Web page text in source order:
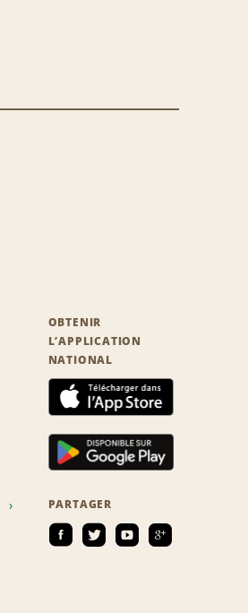
OBTENIR
L’APPLICATION
NATIONAL
PARTAGER